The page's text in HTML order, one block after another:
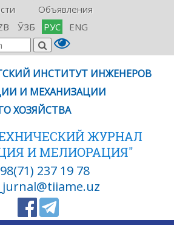
Объявления
ЎЗБ РУС ENG
ИНСТИТУТ ИНЖЕНЕРОВ
И МЕХАНИЗАЦИИ
ХОЗЯЙСТВА
ЖУРНАЛ
И МЕЛИОРАЦИЯ"
237 19 78